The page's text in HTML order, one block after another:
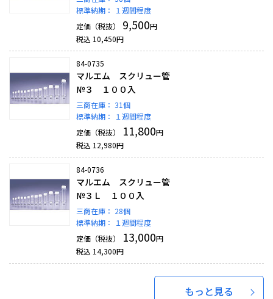
標準納期：
１週間程度
定価（税抜）
9,500円
税込 10,450円
84-0735
マルエム スクリュー管
№３ １００入
三商在庫： 31個
標準納期：
１週間程度
定価（税抜）
11,800円
税込 12,980円
84-0736
マルエム スクリュー管
№３Ｌ １００入
三商在庫： 28個
標準納期：
１週間程度
定価（税抜）
13,000円
税込 14,300円
もっと見る